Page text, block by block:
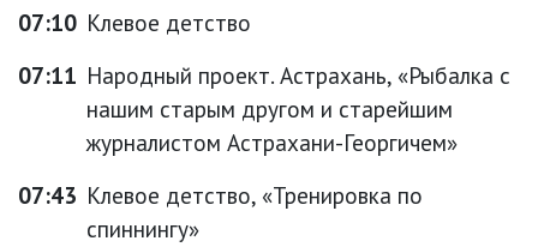
07:10 Клевое детство
07:11 Народный проект. Астрахань, «Рыбалка с
нашим старым другом и старейшим
журналистом Астрахани-Георгичем»
07:43 Клевое детство, «Тренировка по
спиннингу»